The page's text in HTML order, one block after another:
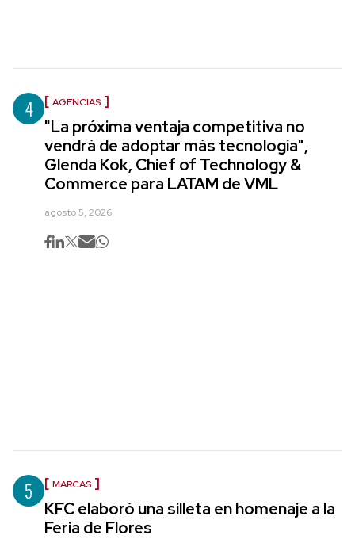
4 AGENCIAS
"La próxima ventaja competitiva no
vendrá de adoptar más tecnología",
Glenda Kok, Chief of Technology &
Commerce para LATAM de VML
agosto 5, 2026
5 MARCAS
KFC elaboró una silleta en homenaje a la
Feria de Flores